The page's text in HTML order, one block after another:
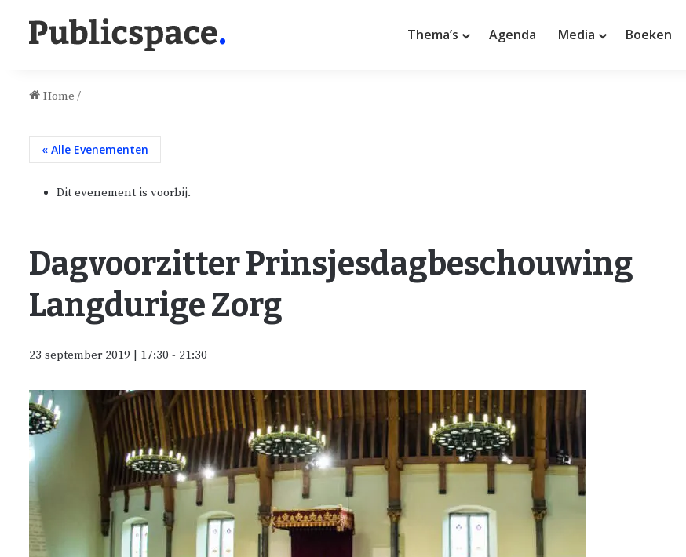
Thema’s Agenda Media Boeken
Home /
« Alle Evenementen
Dit evenement is voorbij.
Dagvoorzitter Prinsjesdagbeschouwing
Langdurige Zorg
23 september 2019 | 17:30 - 21:30